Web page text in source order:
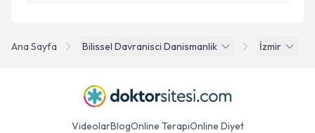
Ana Sayfa Bilissel Davranisci Danismanlik İzmir
VideolarBlogOnline TerapiOnline Diyet